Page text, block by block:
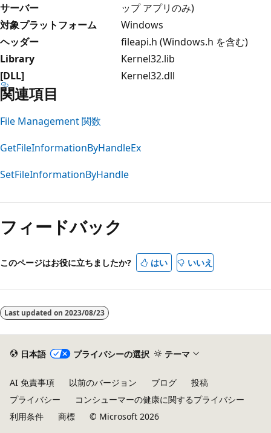
サーバー
ップ アプリのみ)
対象プラットフォーム
Windows
ヘッダー
fileapi.h (Windows.h を含む)
Library
Kernel32.lib
[DLL]
Kernel32.dll
関連項目
File Management 関数
GetFileInformationByHandleEx
SetFileInformationByHandle
み
取
モ
ド
が
フィードバック
このページはお役に立ちましたか? はい いいえ
Last updated on 2023/08/23
日本語 プライバシーの選択 テーマ
AI 免責事項 以前のバージョン ブログ
投稿
プライバシー
コンシューマーの健康に関するプライバシー
利用条件
商標 © Microsoft 2026